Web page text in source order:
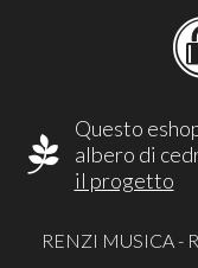
Questo
albero di
il progetto
RENZI MUSICA -